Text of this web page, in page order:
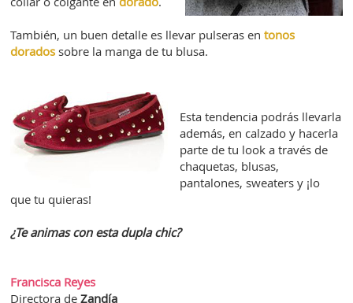
También, un buen detalle es llevar pulseras entonos
dorados sobre la manga de tu blusa.
Esta tendencia podrás llevarla
además, en calzado y hacerla
parte de tu look a través de
chaquetas, blusas,
pantalones, sweaters y ¡lo
que tu quieras!
¿Te animas con esta dupla chic?
Francisca Reyes
Directora deZandía